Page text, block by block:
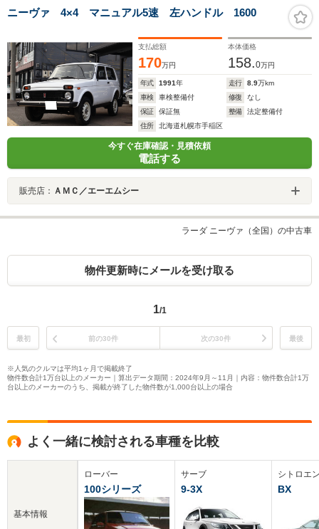
ニーヴァ 4×4 マニュアル5速 左ハンドル 1600
支払総額
170万円
本体価格
158.0万円
年式 1991年 走行 8.9万km
車検
車検整備付 修復
なし
保証
保証無 整備
法定整備付
住所
北海道札幌市手稲区
今すぐ在庫確認・見積依頼
電話する
販売店： ＡＭＣ／エーエムシー
ラーダ ニーヴァ（全国）の中古車
物件更新時にメールを受け取る
1/1
最初 前の30件 次の30件 最後
※人気のクルマは平均1ヶ月で掲載終了
物件数合計1万台以上のメーカー｜算出データ期間：2024年9月～11月｜内容：物件数合計1万
台以上のメーカーのうち、掲載が終了した物件数が1,000台以上の場合
よく一緒に検討される車種を比較
基本情報
ローバー
100シリーズ
サーブ
9-3X
シトロエ
BX